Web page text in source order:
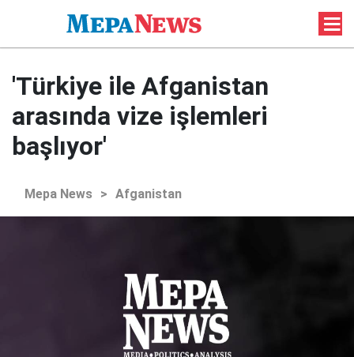
'Türkiye ile Afganistan
arasında vize işlemleri
başlıyor'
Mepa News > Afganistan